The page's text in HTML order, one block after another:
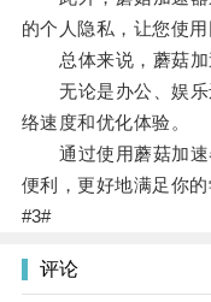
的个人隐私，让您使用
总体来说，蘑菇加
无论是办公、娱乐
络速度和优化体验。
通过使用蘑菇加速
便利，更好地满足你的
#3#
评论